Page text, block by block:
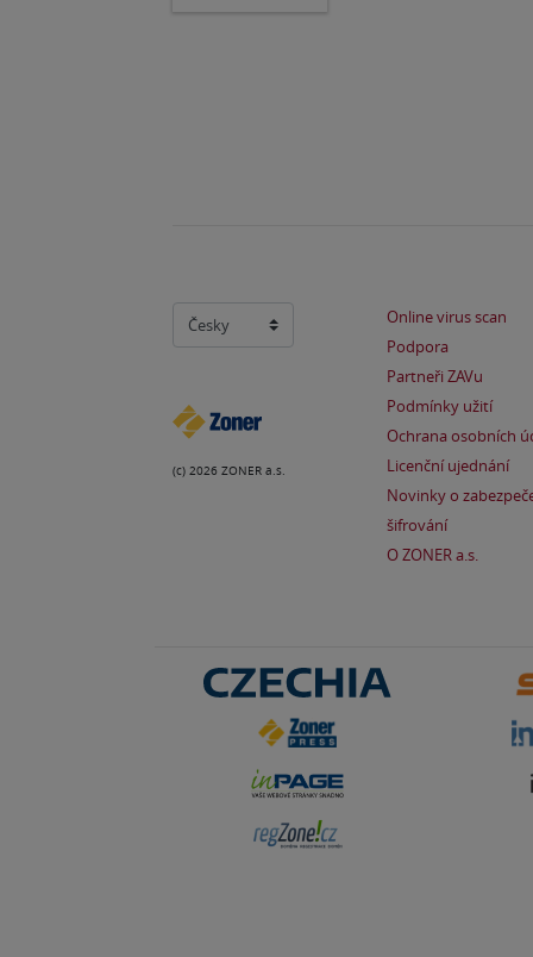
(c) 2026 ZONER a.s.
Online virus scan
Podpora
Partneři ZAVu
Podmínky užití
Ochrana osobních
Licenční ujednání
Novinky o
šifrování
O ZONER a.s.